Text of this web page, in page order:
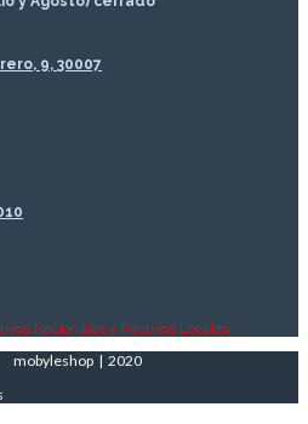
9, 30007
Nacionales y Festivos Locales
mobyleshop | 2020